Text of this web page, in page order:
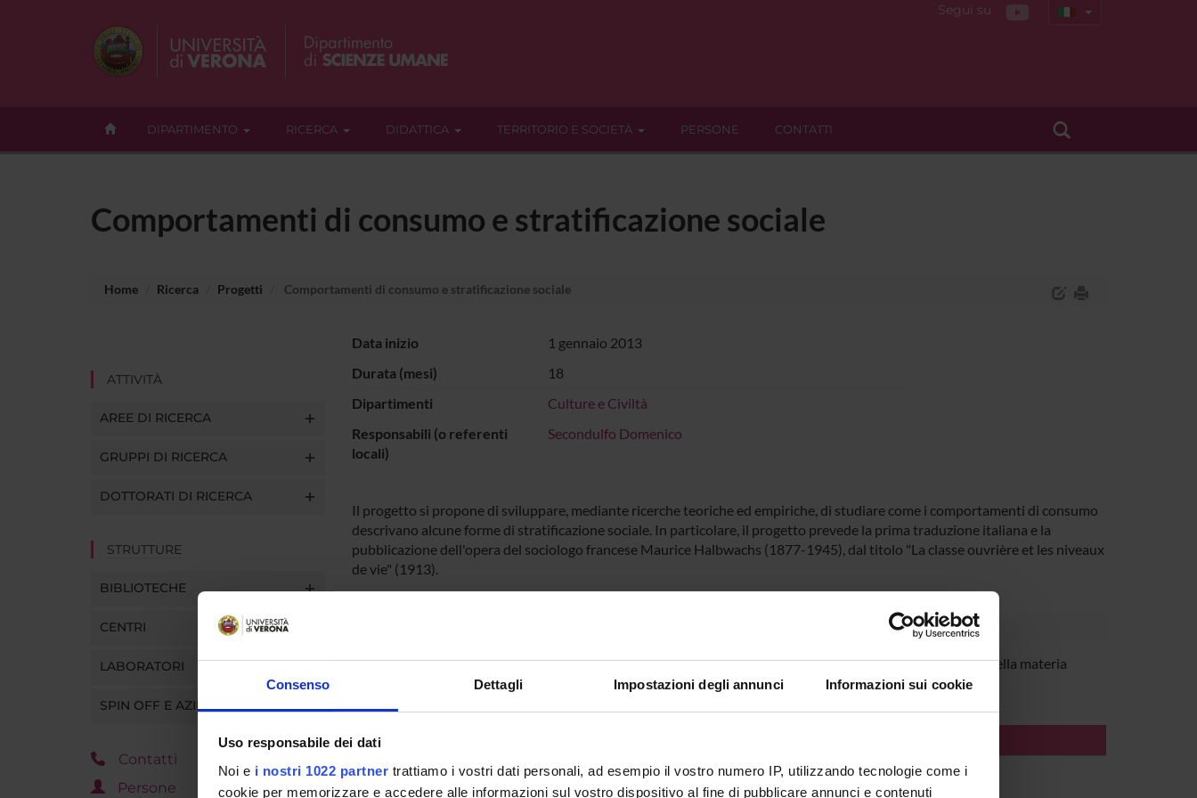
Consenso Dettagli Impostazioni degli annunci Informazioni sui cookie
Uso responsabile dei dati
Noi e i nostri 1022 partner trattiamo i vostri dati personali, ad esempio il vostro numero IP, utilizzando tecnologie come i
cookie per memorizzare e accedere alle informazioni sul vostro dispositivo al fine di pubblicare annunci e contenuti
Segui su
DIPARTIMENTO RICERCA DIDATTICA TERRITORIO E SOCIETÀ PERSONE CONTATTI
Comportamenti di consumo e stratificazione sociale
Home Ricerca Progetti Comportamenti di consumo e stratificazione sociale
ATTIVITÀ
AREE DI RICERCA
GRUPPI DI RICERCA
DOTTORATI DI RICERCA
STRUTTURE
BIBLIOTECHE
CENTRI
LABORATORI
SPIN OFF E AZIENDE
Contatti
Persone
Data inizio
1 gennaio 2013
Durata (mesi)
18
Dipartimenti
Culture e Civiltà
Responsabili (o referenti
locali)
Secondulfo Domenico
Il progetto si propone di sviluppare, mediante ricerche teoriche ed empiriche, di studiare come i comportamenti di consumo
descrivano alcune forme di stratificazione sociale. In particolare, il progetto prevede la prima traduzione italiana e la
pubblicazione dell'opera del sociologo francese Maurice Halbwachs (1877-1945), dal titolo "La classe ouvrière et les niveaux
de vie" (1913).
Lorenzo Migliorati Professore a contratto Domenico Secondulfo Cultore della materia
AREE DI RICERCA COINVOLTE DAL PROGETTO
Società inclusive e pratiche di cittadinanza
SOCIOLOGY